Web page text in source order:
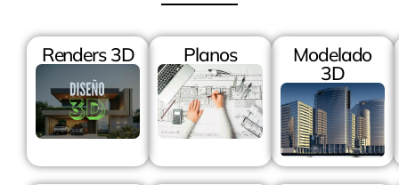
Renders 3D Planos
Modelado
3D